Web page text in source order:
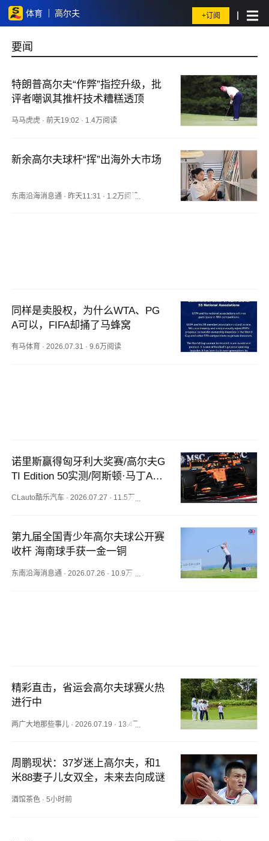
体育 高尔夫 +订阅
要闻
特朗普高尔夫“作弊”指控升级，批
评者嘲讽其推杆技术糟糕透顶
马马虎虎 ·前天19:02 · 1.4万阅读
新余高尔夫球杆“挥”出海外大市场
东南沿海消息通 · 昨天11:31 · 1.2万阅读
同样是卖股权，为什么WTA、PG
A可以，FIFA却捅了马蜂窝
有马体育 ·2026.07.31 ·9.6万阅读
诺里斯赢得匈牙利大奖赛/高尔夫G
TI Edition 50实测/阿斯顿·马丁AM
M3将与燃油M3“互为天敌” | 酷乐
CLauto酷乐汽车 ·2026.07.27 · 11.5万+阅读
第九届全国青少年高尔夫球公开赛
收杆 海南球手获一金一铜
东南沿海消息通 · 2026.07.26 · 10.9万+阅读
精彩直击，省运会高尔夫球赛火热
进行中
两广大地那些事儿 · 2026.07.19 · 13.4万+阅读
周鹏现状：37岁迷上高尔夫，和1
米88妻子儿女双全，未来去向成谜
酒馆茶色 ·5小时前